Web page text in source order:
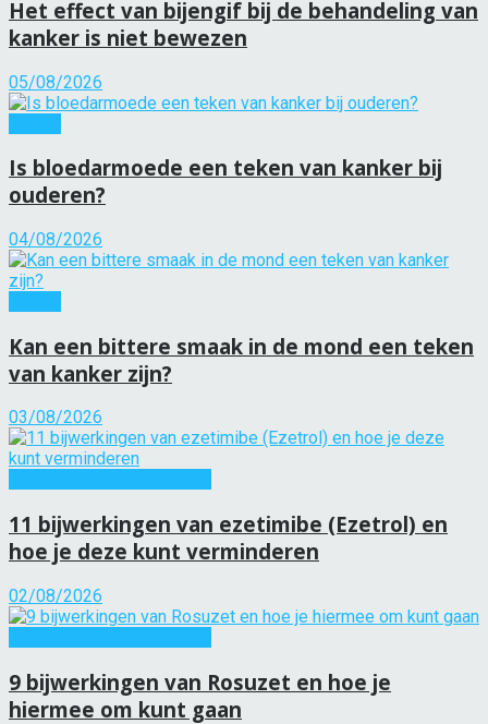
Het effect van bijengif bij de behandeling van
kanker is niet bewezen
05/08/2026
Is bloedarmoede een teken van kanker bij
ouderen?
04/08/2026
Kan een bittere smaak in de mond een teken
van kanker zijn?
03/08/2026
11 bijwerkingen van ezetimibe (Ezetrol) en
hoe je deze kunt verminderen
02/08/2026
9 bijwerkingen van Rosuzet en hoe je
hiermee om kunt gaan